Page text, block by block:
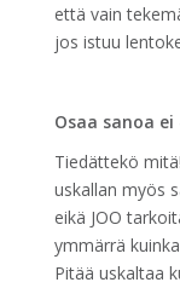
että vain
jos istuu
Osaa sanoa
Tiedättekö
uskallan myös
eikä JOO
ymmärrä
Pitää uskaltaa